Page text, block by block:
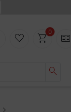
search
favorite_border shopping_cart0 two_pager